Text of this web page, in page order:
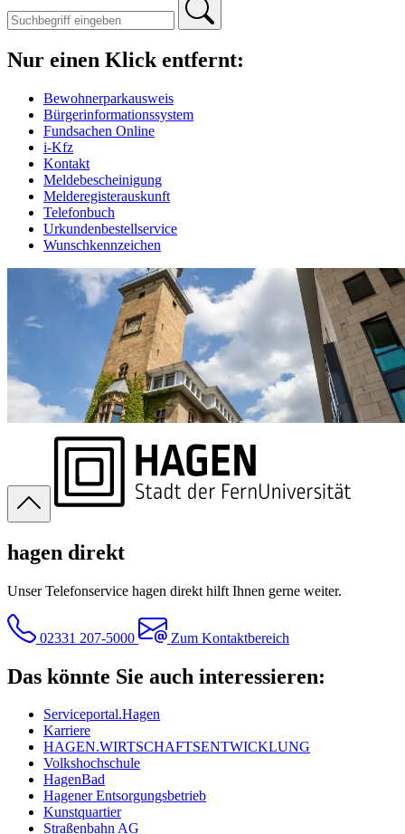
Nur einen Klick entfernt:
Bewohnerparkausweis
Bürgerinformationssystem
Fundsachen Online
i-Kfz
Kontakt
Meldebescheinigung
Melderegisterauskunft
Telefonbuch
Urkundenbestellservice
Wunschkennzeichen
hagen direkt
Unser Telefonservice hagen direkt hilft Ihnen gerne weiter.
02331 207-5000 Zum Kontaktbereich
Das könnte Sie auch interessieren:
Serviceportal.Hagen
Karriere
HAGEN.WIRTSCHAFTSENTWICKLUNG
Volkshochschule
HagenBad
Hagener Entsorgungsbetrieb
Kunstquartier
Straßenbahn AG